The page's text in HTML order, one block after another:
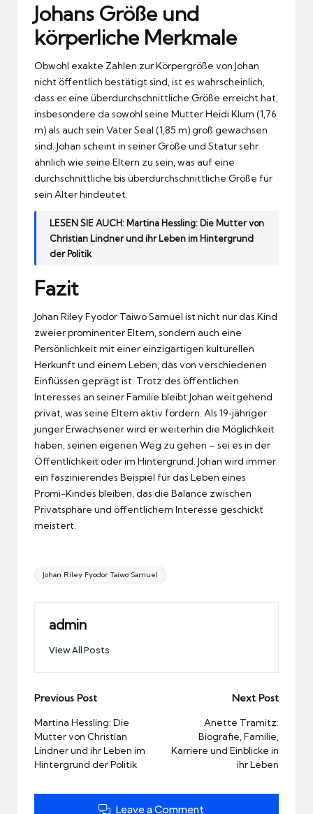
Johans Größe und
körperliche Merkmale
Obwohl exakte Zahlen zur Körpergröße von Johan
nicht öffentlich bestätigt sind, ist es wahrscheinlich,
dass er eine überdurchschnittliche Größe erreicht hat,
insbesondere da sowohl seine Mutter Heidi Klum (1,76
m) als auch sein Vater Seal (1,85 m) groß gewachsen
sind. Johan scheint in seiner Größe und Statur sehr
ähnlich wie seine Eltern zu sein, was auf eine
durchschnittliche bis überdurchschnittliche Größe für
sein Alter hindeutet.
LESEN SIE AUCH: Martina Hessling: Die Mutter von
Christian Lindner und ihr Leben im Hintergrund
der Politik
Fazit
Johan Riley Fyodor Taiwo Samuel ist nicht nur das Kind
zweier prominenter Eltern, sondern auch eine
Persönlichkeit mit einer einzigartigen kulturellen
Herkunft und einem Leben, das von verschiedenen
Einflüssen geprägt ist. Trotz des öffentlichen
Interesses an seiner Familie bleibt Johan weitgehend
privat, was seine Eltern aktiv fördern. Als 19‑jähriger
junger Erwachsener wird er weiterhin die Möglichkeit
haben, seinen eigenen Weg zu gehen – sei es in der
Öffentlichkeit oder im Hintergrund. Johan wird immer
ein faszinierendes Beispiel für das Leben eines
Promi-Kindes bleiben, das die Balance zwischen
Privatsphäre und öffentlichem Interesse geschickt
meistert.
Tags:
Johan Riley Fyodor Taiwo Samuel
admin
View All Posts
Post
navigation
Previous Post
Martina Hessling: Die
Mutter von Christian
Lindner und ihr Leben im
Hintergrund der Politik
Next Post
Anette Tramitz:
Biografie, Familie,
Karriere und Einblicke in
ihr Leben
Leave a Comment